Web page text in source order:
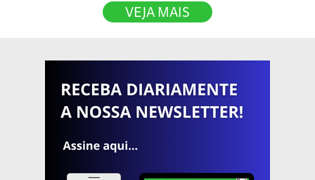
VEJA MAIS